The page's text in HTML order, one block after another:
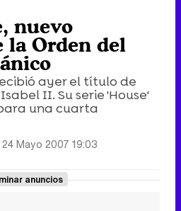
nuevo
la Orden del
ayer el título de
II. Su serie 'House'
una cuarta
Mayo 2007 19:03
anuncios